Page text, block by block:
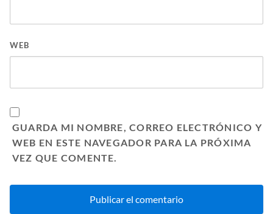
WEB
GUARDA MI NOMBRE, CORREO ELECTRÓNICO Y
WEB EN ESTE NAVEGADOR PARA LA PRÓXIMA
VEZ QUE COMENTE.